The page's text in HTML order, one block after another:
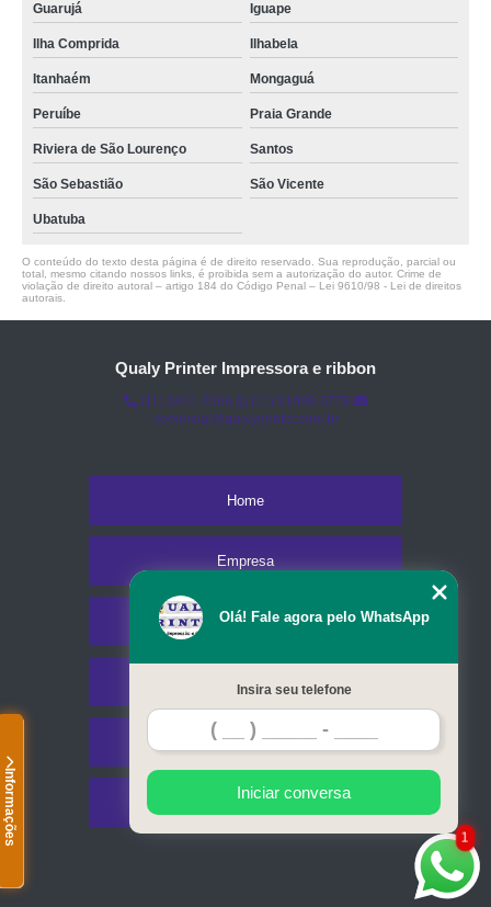
Informações
Guarujá Iguape
Ilha Comprida Ilhabela
Itanhaém Mongaguá
Peruíbe Praia Grande
Riviera de São Lourenço Santos
São Sebastião São Vicente
Ubatuba
O conteúdo do texto desta página é de direito reservado. Sua reprodução, parcial ou
total, mesmo citando nossos links, é proibida sem a autorização do autor. Crime de
violação de direito autoral – artigo 184 do Código Penal – Lei 9610/98 - Lei de direitos
autorais
Qualy Printer Impressora e ribbon
(11) 3451-3366
(11) 91098-5778
comercial@qualyprinter.com.br
Home
Empresa
Missão
Serviços
Contato
Mapa do site
1
Olá! Fale agora pelo WhatsApp
Insira seu telefone
Iniciar conversa